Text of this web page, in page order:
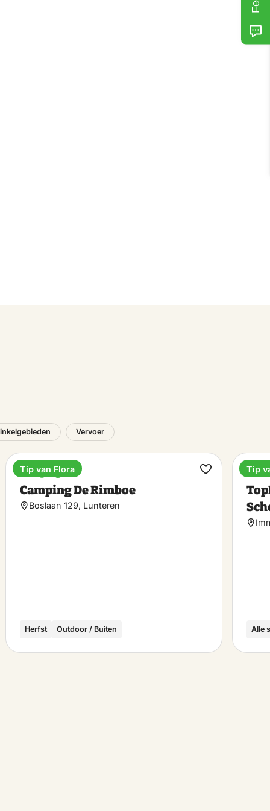
Vervoer
Camping
Camping De Rimboe
Boslaan 129, Lunteren
Herfst Outdoor / Buiten
Tip van Flora
Maak
Alle
Tip